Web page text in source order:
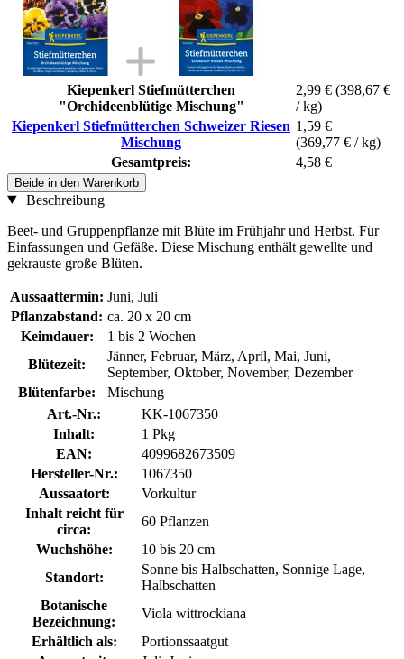
Kiepenkerl Stiefmütterchen
"Orchideenblütige Mischung"
2,99 € (398,67 €
/ kg)
Kiepenkerl Stiefmütterchen Schweizer Riesen
Mischung
1,59 €
(369,77 € / kg)
Gesamtpreis:
4,58 €
Beide in den Warenkorb
Beschreibung
Beet- und Gruppenpflanze mit Blüte im Frühjahr und Herbst. Für
Einfassungen und Gefäße. Diese Mischung enthält gewellte und
gekrauste große Blüten.
Aussaattermin: Juni, Juli
Pflanzabstand: ca. 20 x 20 cm
Keimdauer:
1 bis 2 Wochen
Blütezeit:
Jänner, Februar, März, April, Mai, Juni,
September, Oktober, November, Dezember
Blütenfarbe:
Mischung
Art.-Nr.:
KK-1067350
Inhalt:
1 Pkg
EAN:
4099682673509
Hersteller-Nr.:
1067350
Aussaatort:
Vorkultur
Inhalt reicht für
circa:
60 Pflanzen
Wuchshöhe:
10 bis 20 cm
Standort:
Sonne bis Halbschatten, Sonnige Lage,
Halbschatten
Botanische
Bezeichnung:
Viola wittrockiana
Erhältlich als:
Portionssaatgut